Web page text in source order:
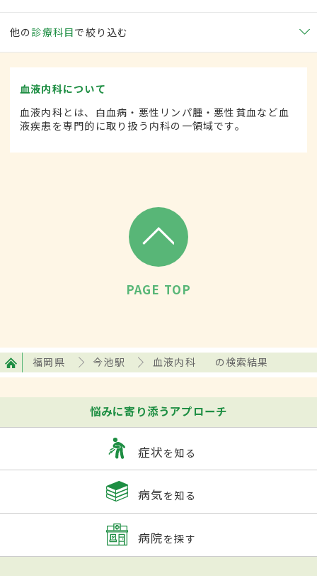
他の 診療科目で絞り込む
血液内科について
血液内科とは、白血病・悪性リンパ腫・悪性貧血など血
液疾患を専門的に取り扱う内科の一領域です。
PAGE TOP
福岡県 今池駅 血液内科 の検索結果
悩みに寄り添うアプローチ
症状を知る
病気を知る
病院を探す